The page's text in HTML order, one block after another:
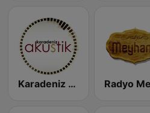
Karadeniz Akustik Radyo